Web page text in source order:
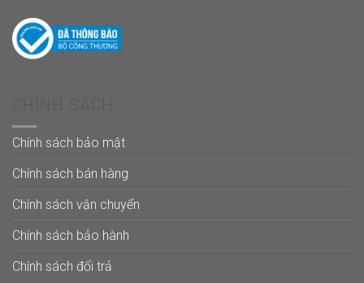
Chính sách bảo mật
Chính sách bán hàng
Chính sách vận chuyển
Chính sách bảo hành
Chính sách đổi trả